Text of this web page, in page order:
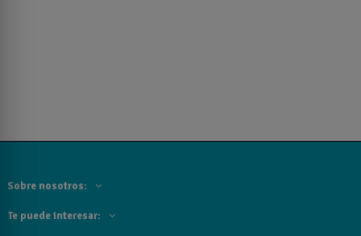
Sobre nosotros:
Te puede interesar: